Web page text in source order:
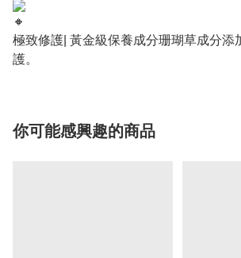
極致修護| 黃金級保養成分珊瑚草成分添
護。
你可能感興趣的商品